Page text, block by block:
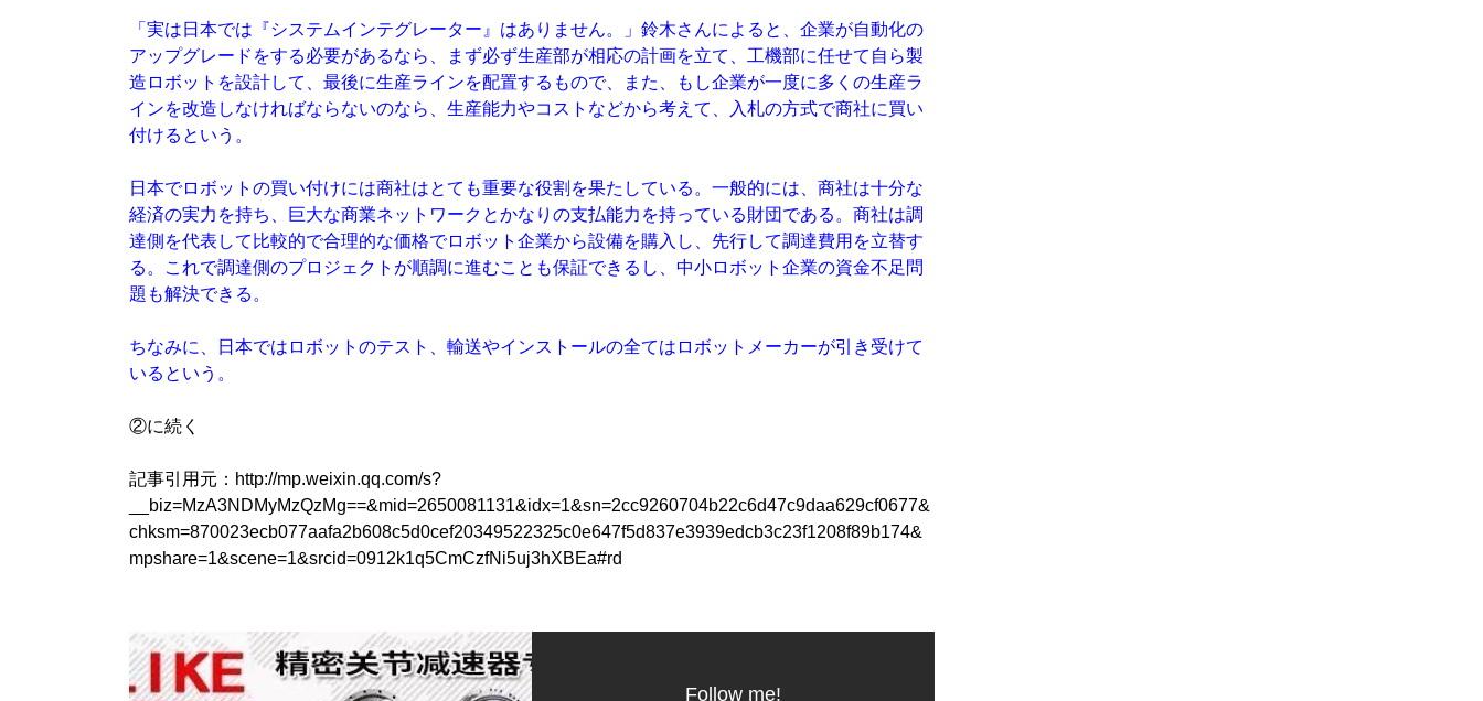
「実は日本では『システムインテグレーター』はありません。」鈴木さんによると、企業が自動化の
アップグレードをする必要があるなら、まず必ず生産部が相応の計画を立て、工機部に任せて自ら製
造ロボットを設計して、最後に生産ラインを配置するもので、また、もし企業が一度に多くの生産ラ
インを改造しなければならないのなら、生産能力やコストなどから考えて、入札の方式で商社に買い
付けるという。
日本でロボットの買い付けには商社はとても重要な役割を果たしている。一般的には、商社は十分な
経済の実力を持ち、巨大な商業ネットワークとかなりの支払能力を持っている財団である。商社は調
達側を代表して比較的で合理的な価格でロボット企業から設備を購入し、先行して調達費用を立替す
る。これで調達側のプロジェクトが順調に進むことも保証できるし、中小ロボット企業の資金不足問
題も解決できる。
ちなみに、日本ではロボットのテスト、輸送やインストールの全てはロボットメーカーが引き受けて
いるという。
②に続く
記事引用元：http://mp.weixin.qq.com/s?
__biz=MzA3NDMyMzQzMg==&mid=2650081131&idx=1&sn=2cc9260704b22c6d47c9daa629cf0677&
chksm=870023ecb077aafa2b608c5d0cef20349522325c0e647f5d837e3939edcb3c23f1208f89b174&
mpshare=1&scene=1&srcid=0912k1q5CmCzfNi5uj3hXBEa#rd
Follow me!